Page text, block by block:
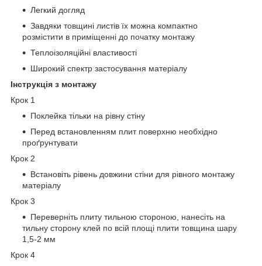
Легкий догляд
Завдяки товщині листів їх можна компактно
розмістити в приміщенні до початку монтажу
Теплоізоляційні властивості
Широкий спектр застосування матеріалу
Інструкція з монтажу
Крок 1
Поклейка тільки на рівну стіну
Перед встановленням плит поверхню необхідно
проґрунтувати
Крок 2
Встановіть рівень довжини стіни для рівного монтажу
матеріалу
Крок 3
Переверніть плиту тильною стороною, нанесіть на
тильну сторону клей по всій площі плити товщина шару
1,5-2 мм
Крок 4